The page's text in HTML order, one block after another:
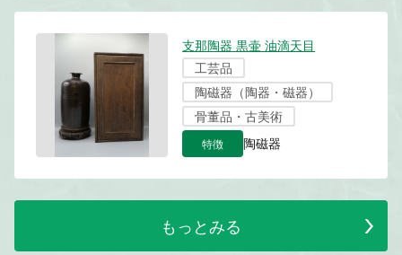
支那陶器 黒壷 油滴天目
工芸品
陶磁器（陶器・磁器）
骨董品・古美術
特徴 陶磁器
もっとみる